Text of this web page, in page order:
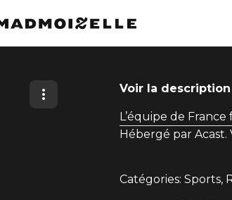
Voir la description
L’équipe de
Hébergé par Acast.
Catégories: Sports,